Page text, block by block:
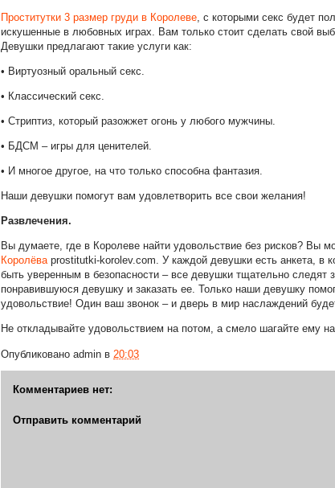
Проститутки 3 размер груди в Королеве, с которыми секс будет
искушенные в любовных играх. Вам только стоит сделать свой
Девушки предлагают такие услуги как:
• Виртуозный оральный секс.
• Классический секс.
• Стриптиз, который разожжет огонь у любого мужчины.
• БДСМ – игры для ценителей.
• И многое другое, на что только способна фантазия.
Наши девушки помогут вам удовлетворить все свои желания!
Развлечения.
Вы думаете, где в Королеве найти удовольствие без рисков? Вы
Королёваprostitutki-korolev.com. У каждой девушки есть анкета, в
быть уверенным в безопасности – все девушки тщательно следят
понравившуюся девушку и заказать ее. Только наши девушку
удовольствие! Один ваш звонок – и дверь в мир наслаждений
Не откладывайте удовольствием на потом, а смело шагайте ему на
Опубликовано admin в 20:03
Комментариев нет:
Отправить комментарий